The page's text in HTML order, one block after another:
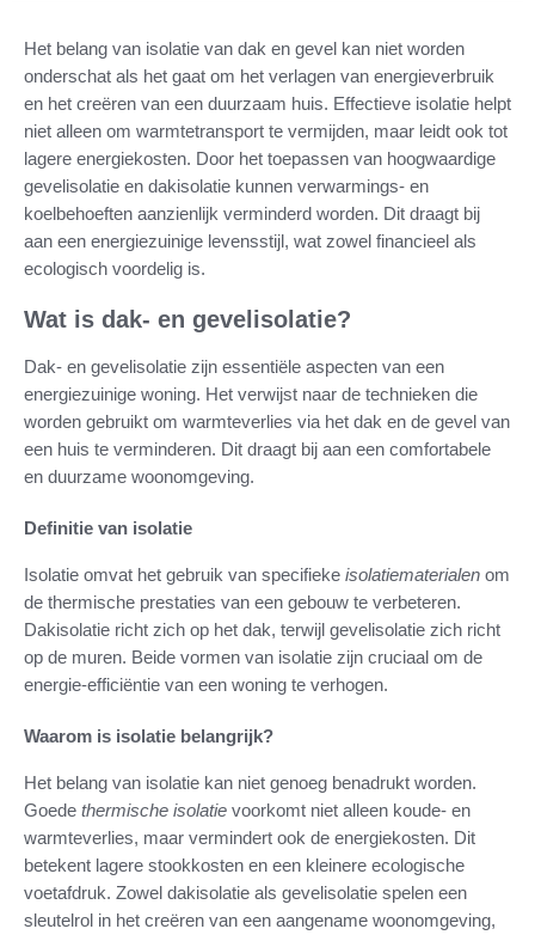
Het belang van isolatie van dak en gevel kan niet worden
onderschat als het gaat om het verlagen van energieverbruik
en het creëren van een duurzaam huis. Effectieve isolatie helpt
niet alleen om warmtetransport te vermijden, maar leidt ook tot
lagere energiekosten. Door het toepassen van hoogwaardige
gevelisolatie en dakisolatie kunnen verwarmings- en
koelbehoeften aanzienlijk verminderd worden. Dit draagt bij
aan een energiezuinige levensstijl, wat zowel financieel als
ecologisch voordelig is.
Wat is dak- en gevelisolatie?
Dak- en gevelisolatie zijn essentiële aspecten van een
energiezuinige woning. Het verwijst naar de technieken die
worden gebruikt om warmteverlies via het dak en de gevel van
een huis te verminderen. Dit draagt bij aan een comfortabele
en duurzame woonomgeving.
Definitie van isolatie
Isolatie omvat het gebruik van specifieke isolatiematerialen om
de thermische prestaties van een gebouw te verbeteren.
Dakisolatie richt zich op het dak, terwijl gevelisolatie zich richt
op de muren. Beide vormen van isolatie zijn cruciaal om de
energie-efficiëntie van een woning te verhogen.
Waarom is isolatie belangrijk?
Het belang van isolatie kan niet genoeg benadrukt worden.
Goede thermische isolatie voorkomt niet alleen koude- en
warmteverlies, maar vermindert ook de energiekosten. Dit
betekent lagere stookkosten en een kleinere ecologische
voetafdruk. Zowel dakisolatie als gevelisolatie spelen een
sleutelrol in het creëren van een aangename woonomgeving,